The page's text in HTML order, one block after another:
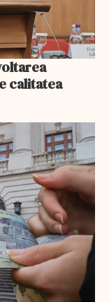
calitatea